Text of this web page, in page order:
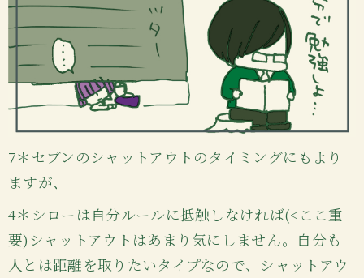
7＊セブンのシャットアウトのタイミングにもより
ますが、
4＊シローは自分ルールに抵触しなければ(<ここ重
要)シャットアウトはあまり気にしません。自分も
人とは距離を取りたいタイプなので、シャットアウ